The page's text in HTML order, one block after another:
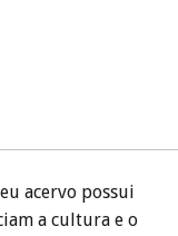
acervo possui
a cultura e o